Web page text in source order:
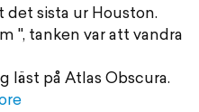
det sista ur Houston.
", tanken var att vandra
läst på Atlas Obscura.